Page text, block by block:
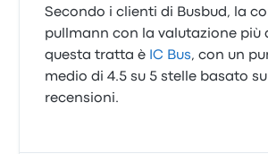
Secondo i clienti di Busbud, la
pullmann con la valutazione più
questa tratta è IC Bus, con un
medio di 4.5 su 5 stelle basato
recensioni.